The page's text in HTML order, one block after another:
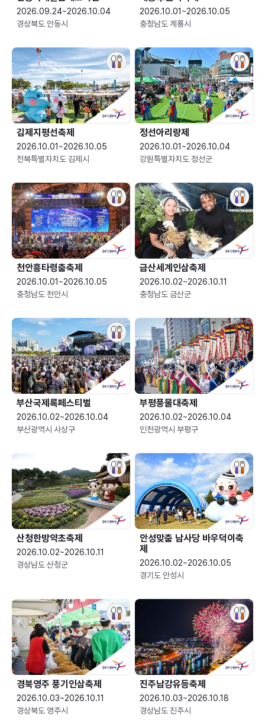
2026.09.24~2026.10.04
경상북도 안동시
2026.10.01~2026.10.05
충청남도 계룡시
김제지평선축제
2026.10.01~2026.10.05
전북특별자치도 김제시
정선아리랑제
2026.10.01~2026.10.04
강원특별자치도 정선군
천안흥타령춤축제
2026.10.01~2026.10.05
충청남도 천안시
금산세계인삼축제
2026.10.02~2026.10.11
충청남도 금산군
부산국제록페스티벌
2026.10.02~2026.10.04
부산광역시 사상구
부평풍물대축제
2026.10.02~2026.10.04
인천광역시 부평구
산청한방약초축제
2026.10.02~2026.10.11
경상남도 산청군
안성맞춤 남사당 바우덕이축
제
2026.10.02~2026.10.05
경기도 안성시
경북영주 풍기인삼축제
2026.10.03~2026.10.11
경상북도 영주시
진주남강유등축제
2026.10.03~2026.10.18
경상남도 진주시